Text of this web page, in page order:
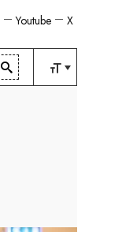
X
Youtube